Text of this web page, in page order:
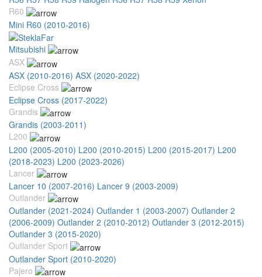
R60
Mini R60 (2010-2016)
Mitsubishi
ASX
ASX (2010-2016) ASX (2020-2022)
Eclipse Cross
Eclipse Cross (2017-2022)
Grandis
Grandis (2003-2011)
L200
L200 (2005-2010) L200 (2010-2015) L200 (2015-2017) L200
(2018-2023) L200 (2023-2026)
Lancer
Lancer 10 (2007-2016) Lancer 9 (2003-2009)
Outlander
Outlander (2021-2024) Outlander 1 (2003-2007) Outlander 2
(2006-2009) Outlander 2 (2010-2012) Outlander 3 (2012-2015)
Outlander 3 (2015-2020)
Outlander Sport
Outlander Sport (2010-2020)
Pajero